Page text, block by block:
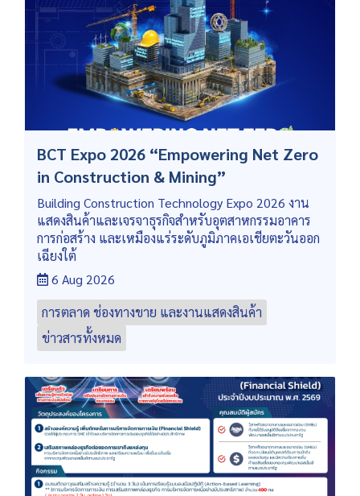
BCT Expo 2026 “Empowering Net Zero
in Construction & Mining”
Building Construction Technology Expo 2026 งาน
แสดงสินค้าและเจรจาธุรกิจสำหรับอุตสาหกรรมอาคาร
การก่อสร้าง และเหมืองแร่ระดับภูมิภาคเอเชียตะวันออก
เฉียงใต้
6 Aug 2026
การตลาด ช่องทางขาย และงานแสดงสินค้า
ข่าวสารทั้งหมด